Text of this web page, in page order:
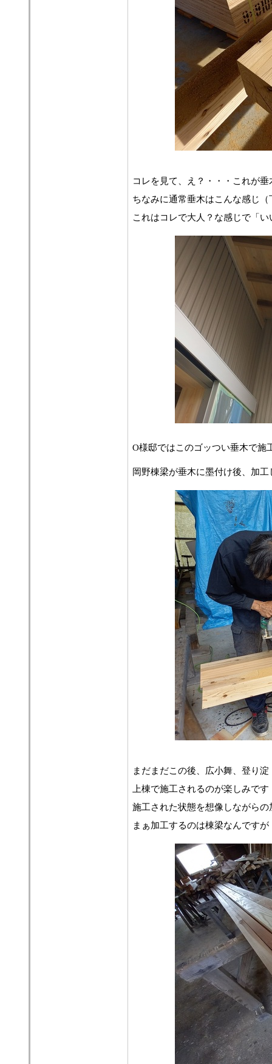
コレを見て、え？・・・これが
ちなみに通常垂木はこんな感じ（
これはコレで大人？な感じで「
O様邸ではこのゴッつい垂木で施
岡野棟梁が垂木に墨付け後、加工
まだまだこの後、広小舞、登り
上棟で施工されるのが楽しみです
施工された状態を想像しながら
まぁ加工するのは棟梁なんですが